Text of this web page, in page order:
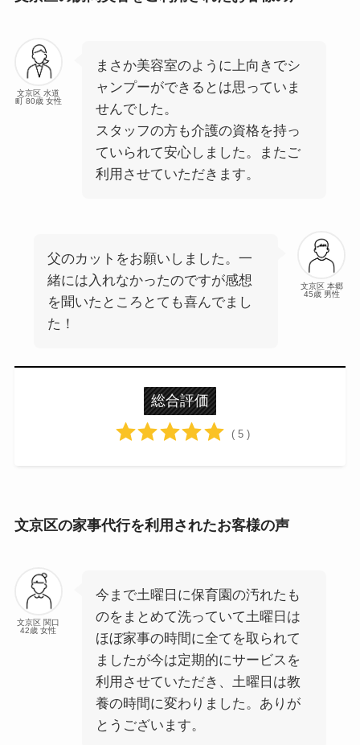
文京区 水道
町 80歳 女性
まさか美容室のように上向きでシ
ャンプーができるとは思っていま
せんでした。
スタッフの方も介護の資格を持っ
ていられて安心しました。またご
利用させていただきます。
文京区 本郷
45歳 男性
父のカットをお願いしました。一
緒には入れなかったのですが感想
を聞いたところとても喜んでまし
た！
総合評価
( 5 )
文京区の家事代行を利用されたお客様の声
文京区 関口
42歳 女性
今まで土曜日に保育園の汚れたも
のをまとめて洗っていて土曜日は
ほぼ家事の時間に全てを取られて
ましたが今は定期的にサービスを
利用させていただき、土曜日は教
養の時間に変わりました。ありが
とうございます。